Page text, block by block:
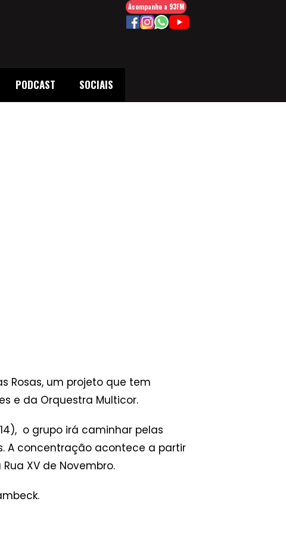
PODCAST SOCIAIS
Acompanhe a 93FM
Rosas, um projeto que tem
e da Orquestra Multicor.
o grupo irá caminhar pelas
A concentração acontece a partir
XV de Novembro.